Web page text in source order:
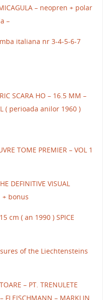
– neopren + polar
–
italiana nr 3-4-5-6-7
SCARA HO – 16.5 MM –
( perioada anilor 1960 )
TOME PREMIER – VOL 1
DEFINITIVE VISUAL
+ bonus
cm ( an 1990 ) SPICE
of the Liechtensteins
– PT. TRENULETE
FLEISCHMANN – MARKLIN